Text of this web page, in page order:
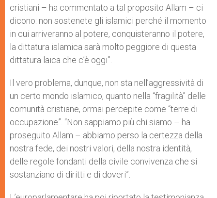
cristiani – ha commentato a tal proposito Allam – ci
dicono: non sostenete gli islamici perché il momento
in cui arriveranno al potere, conquisteranno il potere,
la dittatura islamica sarà molto peggiore di questa
dittatura laica che c’è oggi”.
Il vero problema, dunque, non sta nell’aggressività di
un certo mondo islamico, quanto nella “fragilità” delle
comunità cristiane, ormai percepite come “terre di
occupazione”. “Non sappiamo più chi siamo – ha
proseguito Allam – abbiamo perso la certezza della
nostra fede, dei nostri valori, della nostra identità,
delle regole fondanti della civile convivenza che si
sostanziano di diritti e di doveri”.